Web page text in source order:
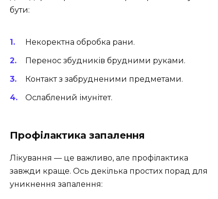
бути:
Некоректна обробка рани.
Перенос збудників брудними руками.
Контакт з забрудненими предметами.
Ослаблений імунітет.
Профілактика запалення
Лікування — це важливо, але профілактика
завжди краще. Ось декілька простих порад для
уникнення запалення: